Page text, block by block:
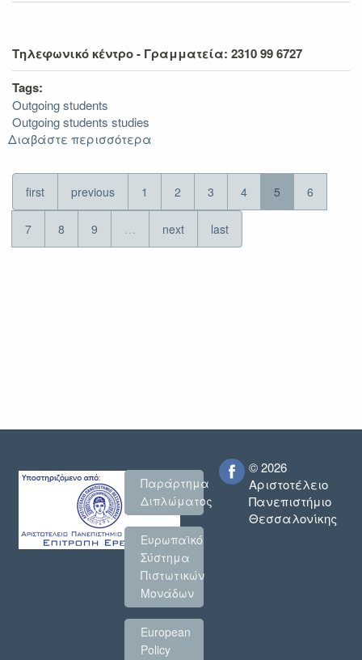
Τηλεφωνικό κέντρο - Γραμματεία: 2310 99 6727
Tags:
Outgoing students
Outgoing students studies
Διαβάστε περισσότερα
επικοινωνίας
ωράριο
εξυπηρέτησης
first previous 1 2 3 4 5 6
7 8 9 … next last
Παράρτημα
Διπλώματος
Ευρωπαϊκό
Σύστημα
Πιστωτικών
Μονάδων
European
Policy
© 2026
Αριστοτέλειο
Πανεπιστήμιο
Θεσσαλονίκης